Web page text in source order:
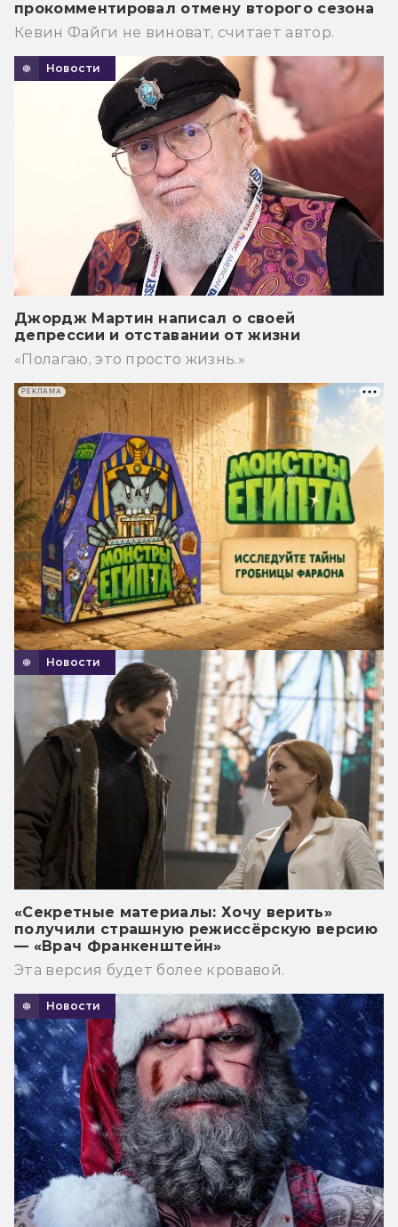
прокомментировал отмену второго сезона
Кевин Файги не виноват, считает автор.
Новости
Джордж Мартин написал о своей
депрессии и отставании от жизни
«Полагаю, это просто жизнь.»
Новости
«Секретные материалы: Хочу верить»
получили страшную режиссёрскую версию
— «Врач Франкенштейн»
Эта версия будет более кровавой.
Новости
РЕКЛАМА